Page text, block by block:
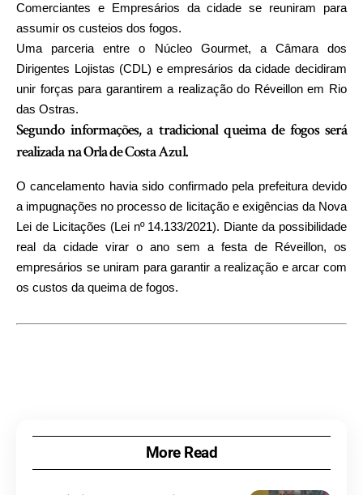
Comerciantes e Empresários da cidade se reuniram para
assumir os custeios dos fogos.
Uma parceria entre o Núcleo Gourmet, a Câmara dos
Dirigentes Lojistas (CDL) e empresários da cidade decidiram
unir forças para garantirem a realização do Réveillon em Rio
das Ostras.
Segundo informações, a tradicional queima de fogos será
realizada na Orla de Costa Azul.
Ocancelamento havia sido confirmado pela prefeituradevido
a impugnações no processo de licitação e exigências da Nova
Lei de Licitações (Lei nº 14.133/2021). Diante da possibilidade
real da cidade virar o ano sem a festa de Réveillon, os
empresários se uniram para garantir a realização e arcar com
os custos da queima de fogos.
More Read